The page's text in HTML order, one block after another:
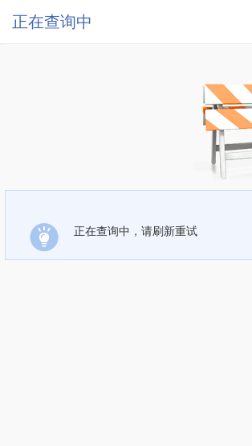
正在查询中
正在查询中，请刷新重试